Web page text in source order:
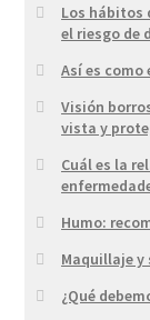
Los hábitos
el riesgo de
Así es como
Visión
vista y
Cuál es la
Humo:
Maquillaje y
¿Qué